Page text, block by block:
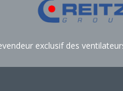
exclusif des